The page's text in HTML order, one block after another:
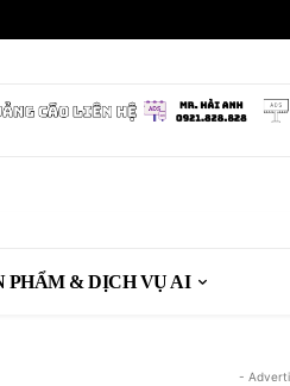
PHẨM & DỊCH VỤ AI
-